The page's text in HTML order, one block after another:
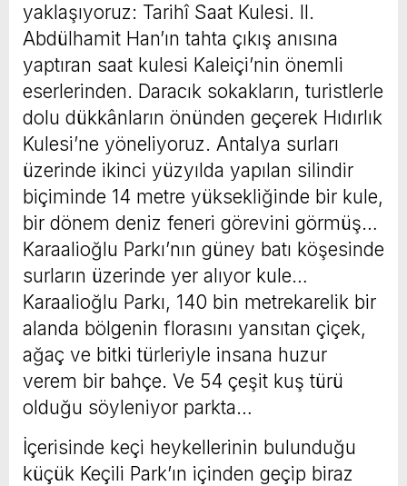
yaklaşıyoruz: Tarihî Saat Kulesi. II.
Abdülhamit Han’ın tahta çıkış anısına
yaptıran saat kulesi Kaleiçi’nin önemli
eserlerinden. Daracık sokakların, turistlerle
dolu dükkânların önünden geçerek Hıdırlık
Kulesi’ne yöneliyoruz. Antalya surları
üzerinde ikinci yüzyılda yapılan silindir
biçiminde 14 metre yüksekliğinde bir kule,
bir dönem deniz feneri görevini görmüş…
Karaalioğlu Parkı’nın güney batı köşesinde
surların üzerinde yer alıyor kule…
Karaalioğlu Parkı, 140 bin metrekarelik bir
alanda bölgenin florasını yansıtan çiçek,
ağaç ve bitki türleriyle insana huzur
verem bir bahçe. Ve 54 çeşit kuş türü
olduğu söyleniyor parkta…
İçerisinde keçi heykellerinin bulunduğu
küçük Keçili Park’ın içinden geçip biraz